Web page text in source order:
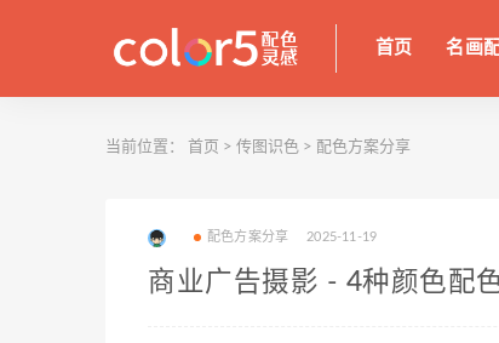
首页 名画
当前位置： 首页 > 传图识色 > 配色方案分享
配色方案分享 2025-11-19
商业广告摄影 - 4种颜色配